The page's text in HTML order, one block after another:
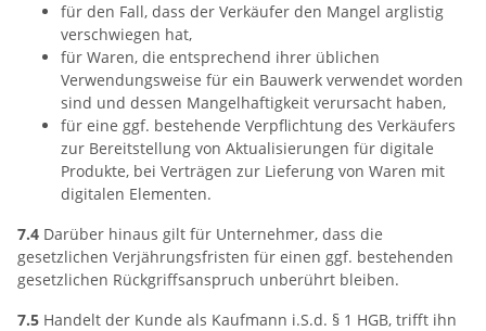
für den Fall, dass der Verkäufer den Mangel arglistig
verschwiegen hat,
für Waren, die entsprechend ihrer üblichen
Verwendungsweise für ein Bauwerk verwendet worden
sind und dessen Mangelhaftigkeit verursacht haben,
für eine ggf. bestehende Verpflichtung des Verkäufers
zur Bereitstellung von Aktualisierungen für digitale
Produkte, bei Verträgen zur Lieferung von Waren mit
digitalen Elementen.
7.4 Darüber hinaus gilt für Unternehmer, dass die
gesetzlichen Verjährungsfristen für einen ggf. bestehenden
gesetzlichen Rückgriffsanspruch unberührt bleiben.
7.5 Handelt der Kunde als Kaufmann i.S.d. § 1 HGB, trifft ihn